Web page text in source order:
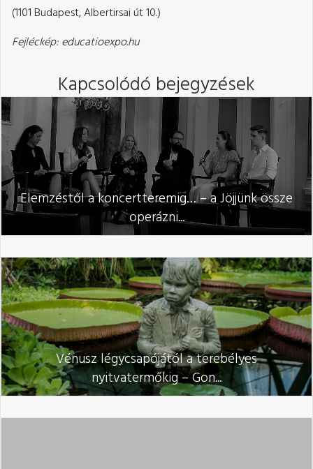
(1101 Budapest, Albertirsai út 10.)
Fejléckép: educatioexpo.hu
Kapcsolódó bejegyzések
Elemzéstől a koncertteremig… – a Jöjjünk össze
operázni...
Vénusz légycsapójától a terebélyes
nyitvatermőkig – Gon...